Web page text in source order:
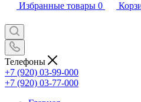
Избранные товары 0
Телефоны
+7 (920) 03-99-000
+7 (920) 03-77-000